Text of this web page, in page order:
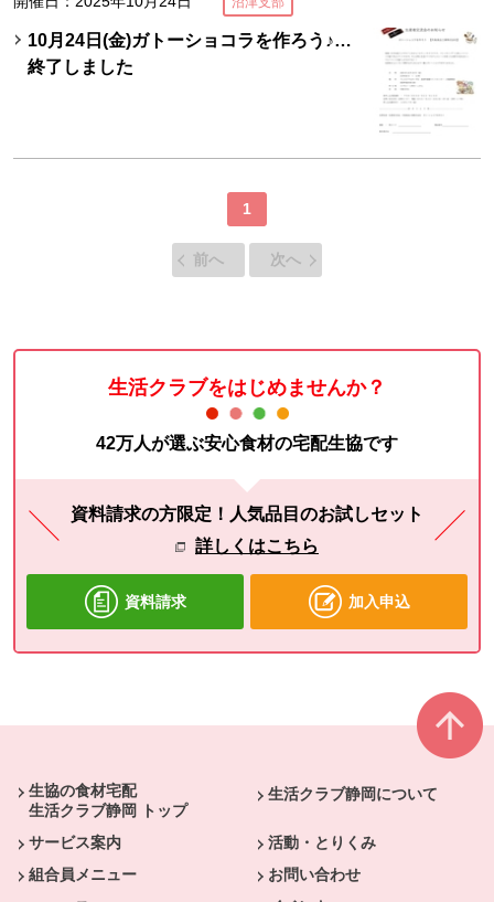
10月24日(金)ガトーショコラを作ろう♪…
終了しました
1
前へ 次へ
生活クラブをはじめませんか？
42万人が選ぶ安心食材の宅配生協です
資料請求の方限定！人気品目のお試しセット
詳しくはこちら
資料請求 加入申込
生協の食材宅配
生活クラブ静岡 トップ
生活クラブ静岡について
サービス案内
活動・とりくみ
組合員メニュー
お問い合わせ